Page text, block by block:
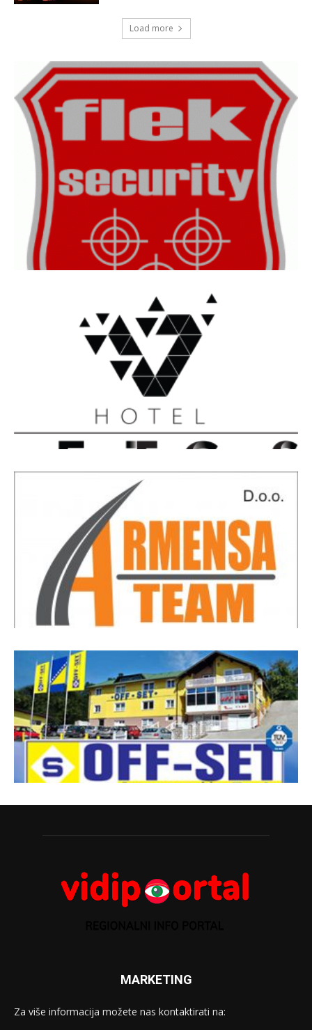
Load more
MARKETING
Za više informacija možete nas kontaktirati na: